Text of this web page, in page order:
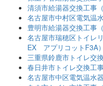
清須市給湯器交換工事
名古屋市中村区電気温
豊明市給湯器交換工事
名古屋市瑞穂区トイレ
EX アプリコットF3A）
三重県鈴鹿市トイレ交
春日井市トイレ交換工
名古屋市中区電気温水